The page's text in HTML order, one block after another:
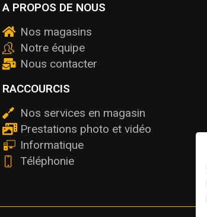
A PROPOS DE NOUS
Nos magasins
Notre équipe
Nous contacter
RACCOURCIS
Nos services en magasin
Prestations photo et vidéo
Informatique
Téléphonie